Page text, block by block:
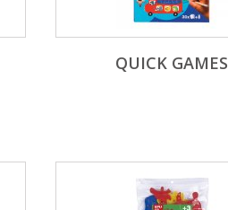
QUICK GAMES